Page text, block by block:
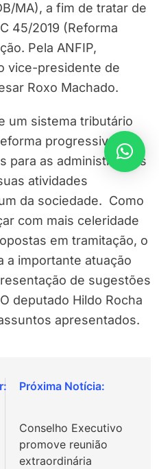
MA), a fim de tratar de
45/2019 (Reforma
Pela ANFIP,
vice-presidente de
Roxo Machado.
um sistema tributário
progressiva,
para as administrações
atividades
da sociedade. Como
com mais celeridade
em tramitação, o
importante atuação
de sugestões
deputado Hildo Rocha
apresentados.
Conselho Executivo
promove reunião
extraordinária